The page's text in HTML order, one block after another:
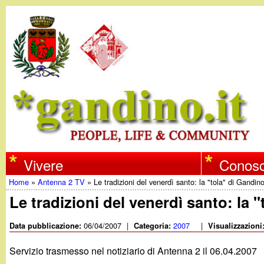
w
w
w
.
Vivere
Tu
sei
qui
Home »Antenna 2 TV » Le tradizioni del venerdì santo: la "tola" di Gandino
Le tradizioni del venerdì santo: la
Data pubblicazione:06/04/2007 | Categoria:2007 |
Servizio trasmesso nel notiziario di Antenna 2 il 06.04.2007